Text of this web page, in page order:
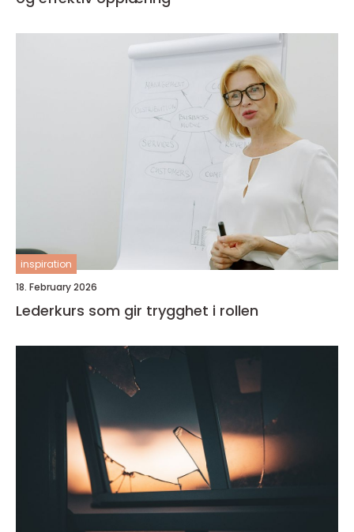
inspiration
18. February 2026
Lederkurs som gir trygghet i rollen